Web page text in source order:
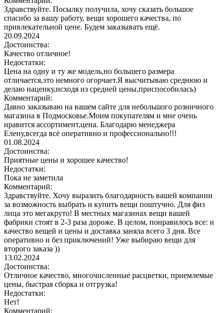
Здравствуйте. Посылку получила, хочу сказать большое
спасибо за вашу работу, вещи хорошего качества, по
привлекательной цене. Будем заказывать ещё.
20.09.2024
Достоинства:
Качество отличное!
Недостатки:
Цена на одну и ту же модель,но большего размера
отличается,это немного огорчает.Я высчитываю среднюю и
делаю наценку,исходя из средней цены,приспособилась)
Комментарий:
Давно заказываю на вашем сайте для небольшого розничного
магазина в Подмосковье.Моим покупателям и мне очень
нравится ассортимент,цена. Благодарю менеджера
Елену,всегда всё оперативно и профессионально!!!
01.08.2024
Достоинства:
Приятные цены и хорошее качество!
Недостатки:
Пока не заметила
Комментарий:
Здравствуйте. Хочу выразить благодарность вашей компании
за возможность выбрать и купить вещи поштучно. Для физ
лица это мегакруто! В местных магазинах вещи вашей
фабрики стоят в 2-3 раза дороже. В целом, понравилось все: и
качество вещей и цены и доставка заняла всего 3 дня. Все
оперативно и без приключений! Уже выбираю вещи для
второго заказа ))
13.02.2024
Достоинства:
Отличное качество, многочисленные расцветки, приемлемые
цены, быстрая сборка и отгрузка!
Недостатки:
Нет!
Комментарий: